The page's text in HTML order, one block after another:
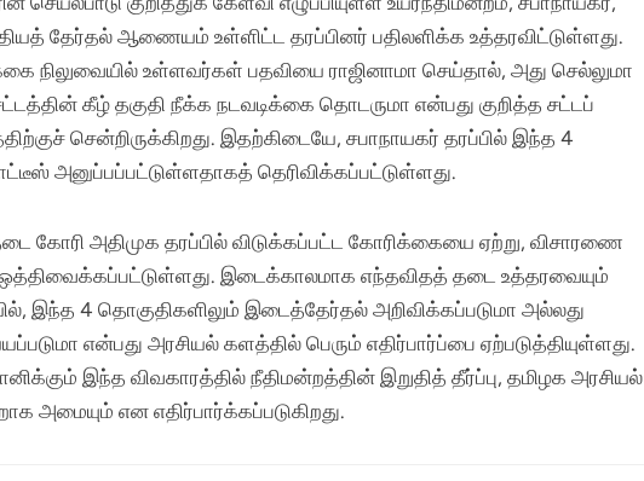
தேர்தல் ஆணையம் உள்ளிட்ட தரப்பினர் பதிலளிக்க உத்தரவிட்டுள்ளது.
நிலுவையில் உள்ளவர்கள் பதவியை ராஜினாமா செய்தால், அது செல்லுமா
கீழ் தகுதி நீக்க நடவடிக்கை தொடருமா என்பது குறித்த சட்டப்
சென்றிருக்கிறது. இதற்கிடையே, சபாநாயகர் தரப்பில் இந்த 4
அனுப்பப்பட்டுள்ளதாகத் தெரிவிக்கப்பட்டுள்ளது.
கோரி அதிமுக தரப்பில் விடுக்கப்பட்ட கோரிக்கையை ஏற்று, விசாரணை
இடைக்காலமாக எந்தவிதத் தடை உத்தரவையும்
இந்த 4 தொகுதிகளிலும் இடைத்தேர்தல் அறிவிக்கப்படுமா அல்லது
என்பது அரசியல் களத்தில் பெரும் எதிர்பார்ப்பை ஏற்படுத்தியுள்ளது.
இந்த விவகாரத்தில் நீதிமன்றத்தின் இறுதித் தீர்ப்பு, தமிழக அரசியல்
அமையும் என எதிர்பார்க்கப்படுகிறது.